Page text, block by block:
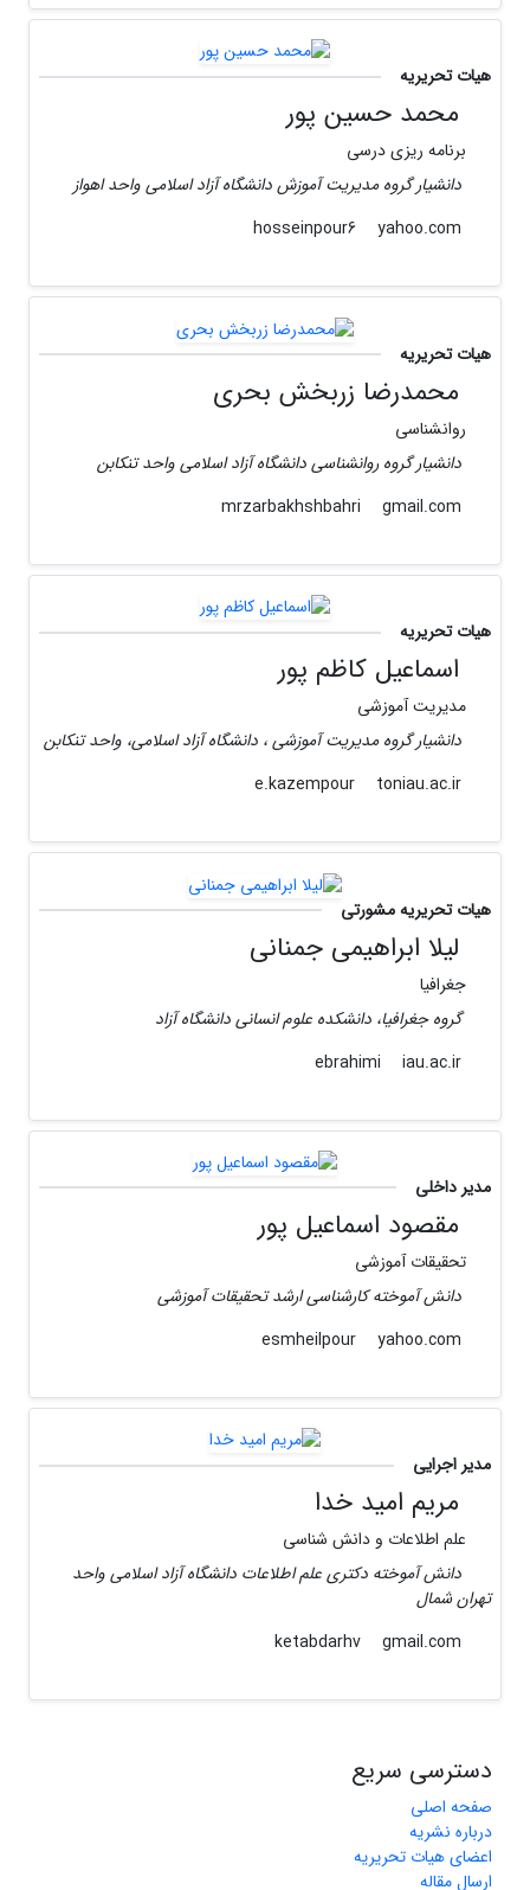
هیات تحریریه
محمد حسین پور
برنامه ریزی درسی
دانشیار گروه مدیریت آموزش دانشگاه آزاد اسلامی واحد اهواز
yahoo.com
هیات تحریریه
محمدرضا زربخش بحری
روانشناسی
دانشیار گروه روانشناسی دانشگاه آزاد اسلامی واحد تنکابن
gmail.com
هیات تحریریه
اسماعیل کاظم پور
مدیریت آموزشی
دانشیار گروه مدیریت آموزشی ، دانشگاه آزاد اسلامی، واحد تنکابن
e.kazempour
toniau.ac.ir
هیات تحریریه مشورتی
لیلا ابراهیمی جمنانی
جغرافیا
گروه جغرافیا، دانشکده علوم انسانی دانشگاه آزاد
ebrahimi
iau.ac.ir
مدیر داخلی
مقصود اسماعیل پور
تحقیقات آموزشی
دانش آموخته کارشناسی ارشد تحقیقات آموزشی
yahoo.com
مدیر اجرایی
مریم امید خدا
علم اطلاعات و دانش شناسی
دانش آموخته دکتری علم اطلاعات دانشگاه آزاد اسلامی واحد
تهران شمال
gmail.com
دسترسی سریع
صفحه اصلی
درباره نشریه
اعضای هیات تحریریه
ارسال مقاله